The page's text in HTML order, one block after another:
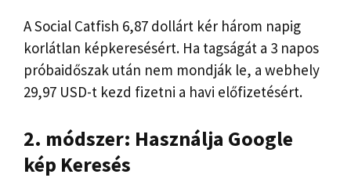
A Social Catfish 6,87 dollárt kér három napig
korlátlan képkeresésért. Ha tagságát a 3 napos
próbaidőszak után nem mondják le, a webhely
29,97 USD-t kezd fizetni a havi előfizetésért.
2. módszer: Használja Google
kép Keresés